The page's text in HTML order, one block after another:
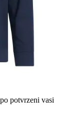
potvrzeni vasi